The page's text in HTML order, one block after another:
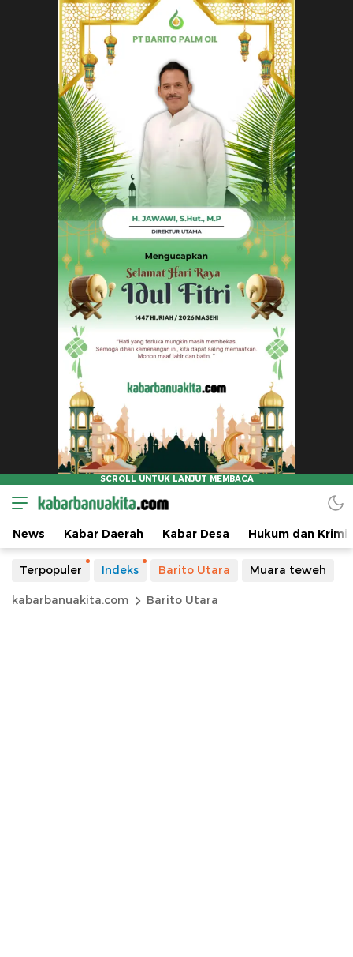
News Kabar Daerah Kabar Desa Hukum dan
Terpopuler Indeks Barito Utara Muara teweh
kabarbanuakita.com Barito Utara